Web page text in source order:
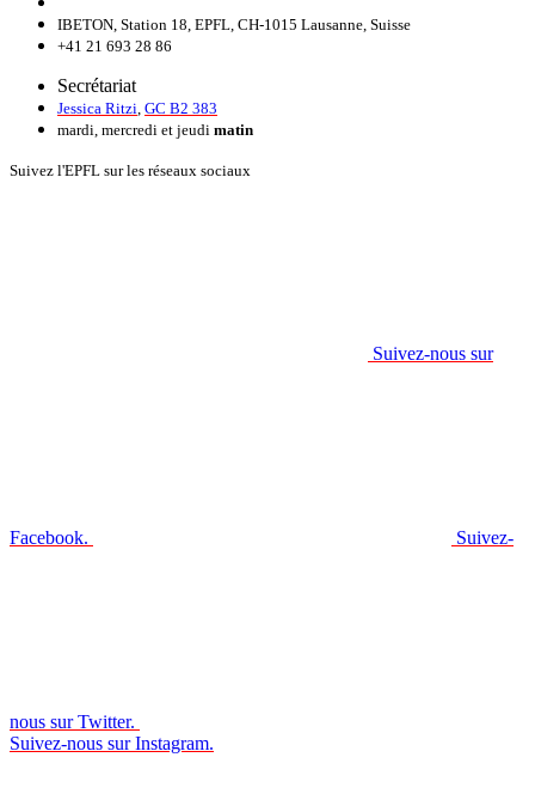
IBETON, Station 18, EPFL, CH-1015 Lausanne, Suisse
+41 21 693 28 86
Secrétariat
Jessica Ritzi GC B2 383
mardi, mercredi et jeudi matin
Suivez l'EPFL sur les réseaux sociaux
Suivez-nous sur
Facebook. Suivez-
nous sur Twitter.
Suivez-nous sur Instagram.